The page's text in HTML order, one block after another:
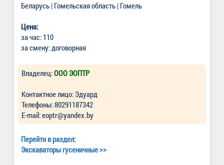
Беларусь | Гомельская область | Гомель
Цена:
за час: 110
за смену: договорная
Владелец:ООО ЭОПТР
Контактное лицо: Эдуард
Телефоны: 80291187342
Е-mail: eoptr@yandex.by
Перейти в раздел:
Экскаваторы гусеничные>>